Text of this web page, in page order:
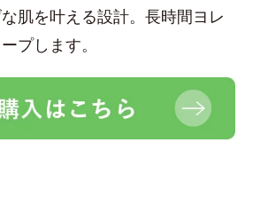
肌を叶える設計。長時間ヨレ
プします。